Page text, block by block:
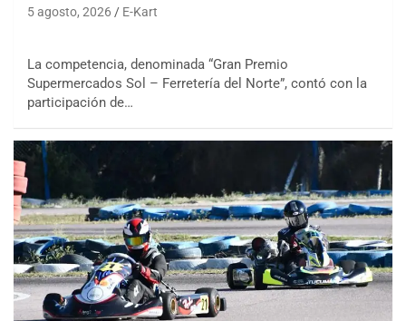
5 agosto, 2026 E-Kart
La competencia, denominada “Gran Premio
Supermercados Sol – Ferretería del Norte”, contó con la
participación de…